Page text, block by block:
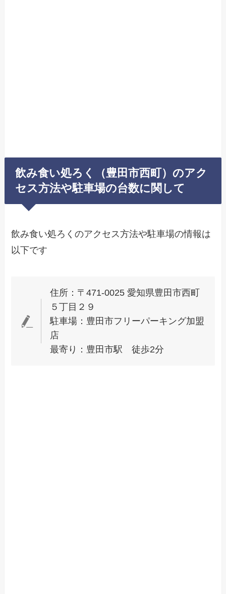
飲み食い処ろく（豊田市西町）のアク
セス方法や駐車場の台数に関して
飲み食い処ろくのアクセス方法や駐車場の情報は
以下です
住所：〒471-0025 愛知県豊田市西町
５丁目２９
駐車場：豊田市フリーパーキング加盟
店
最寄り：豊田市駅 徒歩2分